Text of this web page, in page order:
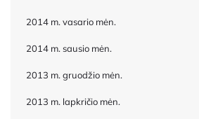
2014 m. vasario mėn.
2014 m. sausio mėn.
2013 m. gruodžio mėn.
2013 m. lapkričio mėn.